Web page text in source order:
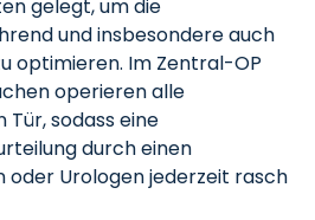
gelegt, um die
und insbesondere auch
optimieren. Im Zentral-OP
operieren alle
Tür, sodass eine
durch einen
oder Urologen jederzeit rasch